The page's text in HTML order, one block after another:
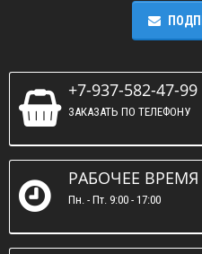
+7-937-582-47-99
ЗАКАЗАТЬ ПО ТЕЛЕФОНУ
РАБОЧЕЕ ВРЕМЯ
Пн. - Пт. 9:00 - 17:00